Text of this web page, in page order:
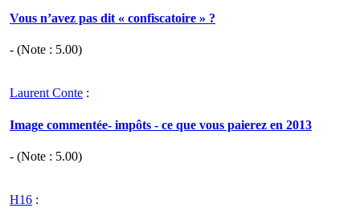
Vous n’avez pas dit « confiscatoire » ?
- (Note : 5.00)
Laurent Conte :
Image commentée- impôts - ce que vous paierez en 2013
- (Note : 5.00)
H16 :